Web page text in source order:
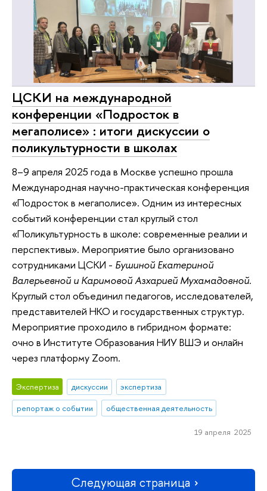
ЦСКИ на международной
конференции «Подросток в
мегаполисе» : итоги дискуссии о
поликультурности в школах
8–9 апреля 2025 года в Москве успешно прошла
Международная научно-практическая конференция
«Подросток в мегаполисе». Одним из интересных
событий конференции стал круглый стол
«Поликультурность в школе: современные реалии и
перспективы». Мероприятие было организовано
сотрудниками ЦСКИ - Бушиной Екатериной
Валерьевной и Каримовой Азхарией Мухамадовной.
Круглый стол объединил педагогов, исследователей,
представителей НКО и государственных структур.
Мероприятие проходило в гибридном формате:
очно в Институте Образования НИУ ВШЭ и онлайн
через платформу Zoom.
Экспертиза дискуссии
экспертиза
репортаж о событии
общественная деятельность
19 апреля 2025
Следующая страница